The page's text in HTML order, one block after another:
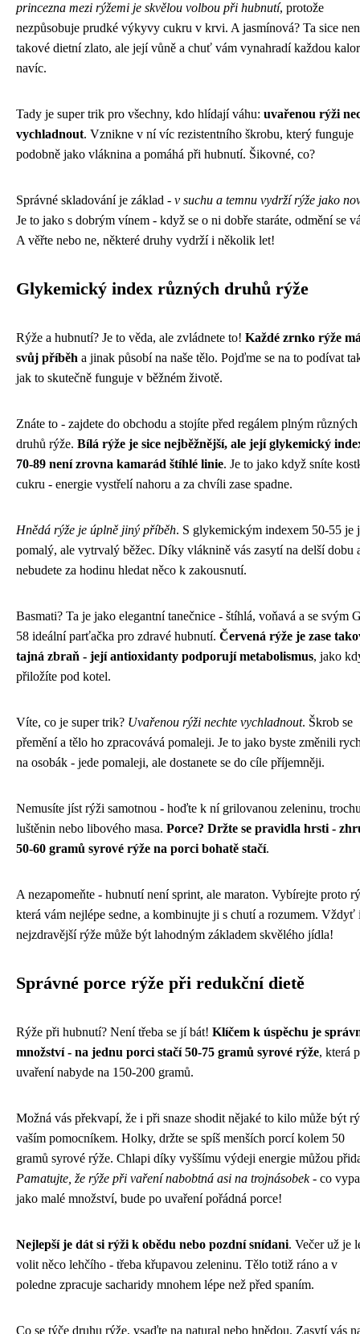
princezna mezi rýžemi je skvělou volbou při hubnutí, protože
nezpůsobuje prudké výkyvy cukru v krvi. A jasmínová? Ta sice
takové dietní zlato, ale její vůně a chuť vám vynahradí každou
navíc.
Tady je super trik pro všechny, kdo hlídají váhu: uvařenou rýži
vychladnout. Vznikne v ní víc rezistentního škrobu, který funguje
podobně jako vláknina a pomáhá při hubnutí. Šikovné, co?
Správné skladování je základ - v suchu a temnu vydrží rýže jako
Je to jako s dobrým vínem - když se o ni dobře staráte, odmění se
A věřte nebo ne, některé druhy vydrží i několik let!
Glykemický index různých druhů rýže
Rýže a hubnutí? Je to věda, ale zvládnete to! Každé zrnko rýže
svůj příběh a jinak působí na naše tělo. Pojďme se na to podívat
jak to skutečně funguje v běžném životě.
Znáte to - zajdete do obchodu a stojíte před regálem plným různých
druhů rýže. Bílá rýže je sice nejběžnější, ale její glykemický
70-89 není zrovna kamarád štíhlé linie. Je to jako když sníte
cukru - energie vystřelí nahoru a za chvíli zase spadne.
Hnědá rýže je úplně jiný příběh. S glykemickým indexem 50-55 je
pomalý, ale vytrvalý běžec. Díky vláknině vás zasytí na delší dobu
nebudete za hodinu hledat něco k zakousnutí.
Basmati? Ta je jako elegantní tanečnice - štíhlá, voňavá a se svým
58 ideální parťačka pro zdravé hubnutí. Červená rýže je zase
tajná zbraň - její antioxidanty podporují metabolismus, jako
přiložíte pod kotel.
Víte, co je super trik? Uvařenou rýži nechte vychladnout. Škrob se
přemění a tělo ho zpracovává pomaleji. Je to jako byste změnili
na osobák - jede pomaleji, ale dostanete se do cíle příjemněji.
Nemusíte jíst rýži samotnou - hoďte k ní grilovanou zeleninu,
luštěnin nebo libového masa. Porce? Držte se pravidla hrsti -
50-60 gramů syrové rýže na porci bohatě stačí.
A nezapomeňte - hubnutí není sprint, ale maraton. Vybírejte proto
která vám nejlépe sedne, a kombinujte ji s chutí a rozumem. Vždyť
nejzdravější rýže může být lahodným základem skvělého jídla!
Správné porce rýže při redukční dietě
Rýže při hubnutí? Není třeba se jí bát! Klíčem k úspěchu je
množství - na jednu porci stačí 50-75 gramů syrové rýže, která
uvaření nabyde na 150-200 gramů.
Možná vás překvapí, že i při snaze shodit nějaké to kilo může být
vaším pomocníkem. Holky, držte se spíš menších porcí kolem 50
gramů syrové rýže. Chlapi díky vyššímu výdeji energie můžou
Pamatujte, že rýže při vaření nabobtná asi na trojnásobek- co
jako malé množství, bude po uvaření pořádná porce!
Nejlepší je dát si rýži k obědu nebo pozdní snídani. Večer už je
volit něco lehčího - třeba křupavou zeleninu. Tělo totiž ráno a v
poledne zpracuje sacharidy mnohem lépe než před spaním.
Co se týče druhu rýže, vsaďte na natural nebo hnědou. Zasytí vás